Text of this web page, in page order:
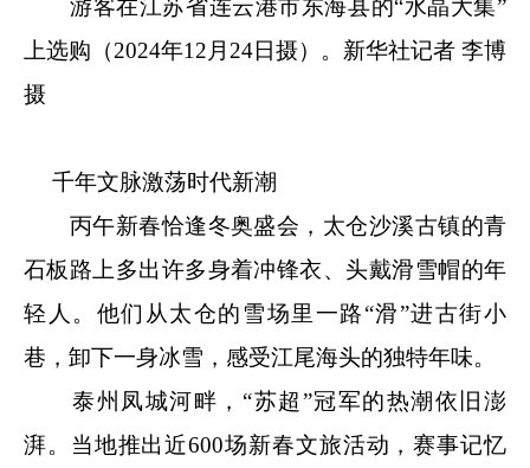
游客在江苏省连云港市东海县的“水晶大集”
上选购（2024年12月24日摄）。新华社记者 李博
摄
千年文脉激荡时代新潮
丙午新春恰逢冬奥盛会，太仓沙溪古镇的青
石板路上多出许多身着冲锋衣、头戴滑雪帽的年
轻人。他们从太仓的雪场里一路“滑”进古街小
巷，卸下一身冰雪，感受江尾海头的独特年味。
泰州凤城河畔，“苏超”冠军的热潮依旧澎
湃。当地推出近600场新春文旅活动，赛事记忆